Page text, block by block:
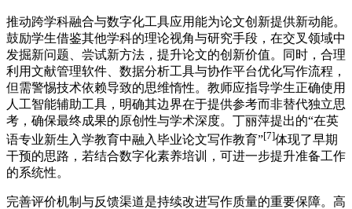
推动跨学科融合与数字化工具应用能为论文创新提供新动能。
鼓励学生借鉴其他学科的理论视角与研究手段，在交叉领域中
发掘新问题、尝试新方法，提升论文的创新价值。同时，合理
利用文献管理软件、数据分析工具与协作平台优化写作流程，
但需警惕技术依赖导致的思维惰性。教师应指导学生正确使用
人工智能辅助工具，明确其边界在于提供参考而非替代独立思
考，确保最终成果的原创性与学术深度。丁丽萍提出的“在英
语专业新生入学教育中融入毕业论文写作教育”[7]体现了早期
干预的思路，若结合数字化素养培训，可进一步提升准备工作
的系统性。
完善评价机制与反馈渠道是持续改进写作质量的重要保障。高